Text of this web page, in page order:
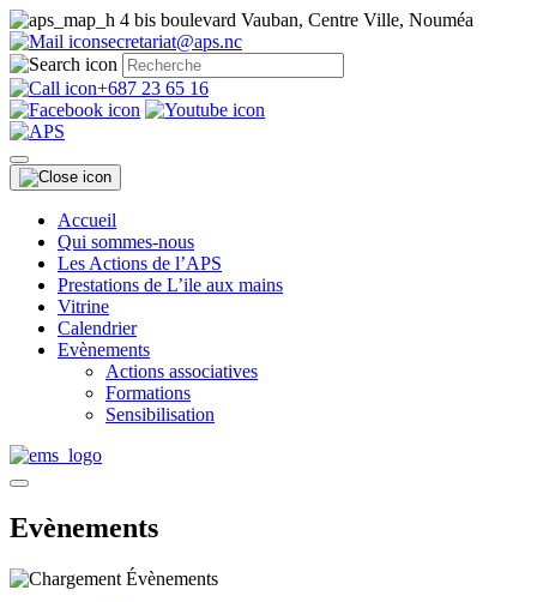
4 bis boulevard Vauban, Centre Ville, Nouméa
secretariat@aps.nc
+687 23 65 16
Accueil
Qui sommes-nous
Les Actions de l’APS
Prestations de L’ile aux mains
Vitrine
Calendrier
Evènements
Actions associatives
Formations
Sensibilisation
Evènements